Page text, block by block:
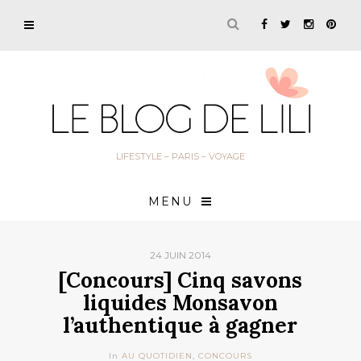
LIFESTYLE – PARIS – VOYAGE
MENU
24 JUIN 2014
[Concours] Cinq savons
liquides Monsavon
l’authentique à gagner
In AU QUOTIDIEN, CONCOURS